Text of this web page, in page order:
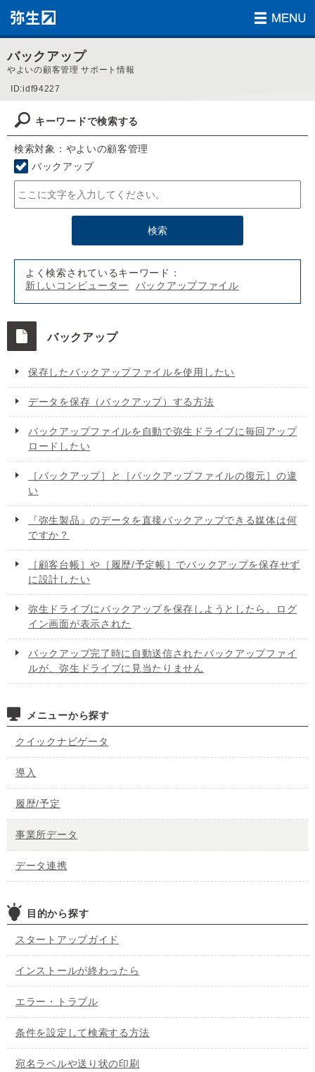
バックアップ
やよいの顧客管理 サポート情報
ID:idf94227
キーワードで検索する
検索対象：やよいの顧客管理
バックアップ
よく検索されているキーワード：
新しいコンピューター
バックアップファイル
バックアップ
保存したバックアップファイルを使用したい
データを保存（バックアップ）する方法
バックアップファイルを自動で弥生ドライブに毎回アップ
ロードしたい
［バックアップ］と［バックアップファイルの復元］の違
い
『弥生製品』のデータを直接バックアップできる媒体は何
ですか？
［顧客台帳］や［履歴/予定帳］でバックアップを保存せず
に設計したい
弥生ドライブにバックアップを保存しようとしたら、ログ
イン画面が表示された
バックアップ完了時に自動送信されたバックアップファイ
ルが、弥生ドライブに見当たりません
メニューから探す
クイックナビゲータ
導入
履歴/予定
事業所データ
データ連携
目的から探す
スタートアップガイド
インストールが終わったら
エラー・トラブル
条件を設定して検索する方法
宛名ラベルや送り状の印刷